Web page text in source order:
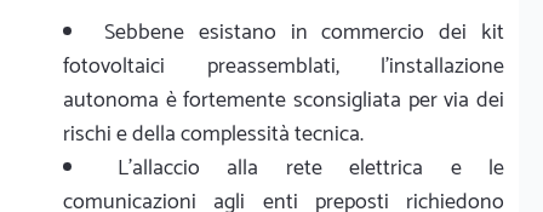
Sebbene esistano in commercio dei kit
fotovoltaici preassemblati, l'installazione
autonoma è fortemente sconsigliata per via dei
rischi e della complessità tecnica.
L'allaccio alla rete elettrica e le
comunicazioni agli enti preposti richiedono